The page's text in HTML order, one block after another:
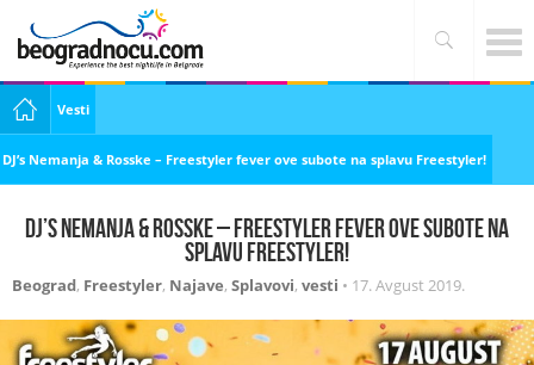
Vesti
DJ’s Nemanja & Rosske – Freestyler fever ove subote na splavu Freestyler!
DJ’s Nemanja & Rosske – Freestyler fever ove subote na
splavu Freestyler!
Beograd, Freestyler, Najave, Splavovi, vesti • 17. Avgust 2019.